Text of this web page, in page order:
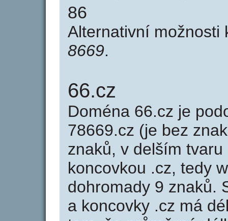
86
Alternativní možnosti
8669.
66.cz
Doména 66.cz je
78669.cz (je bez
znaků, v delším
koncovkou .cz, tedy
dohromady 9 znaků.
a koncovky .cz má